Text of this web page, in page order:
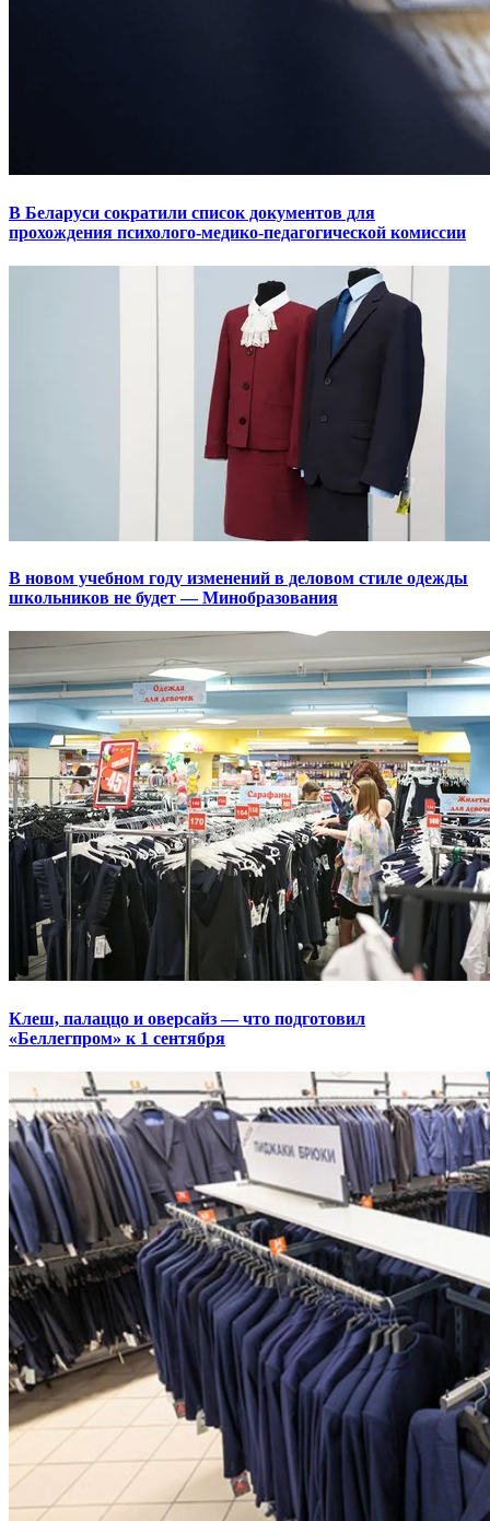
В Беларуси сократили список документов для
прохождения психолого-медико-педагогической комиссии
В новом учебном году изменений в деловом стиле одежды
школьников не будет — Минобразования
Клеш, палаццо и оверсайз — что подготовил
«Беллегпром» к 1 сентября